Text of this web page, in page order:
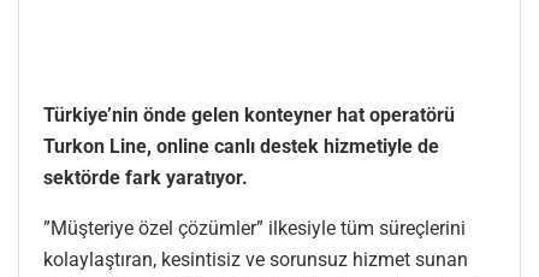
Türkiye’nin önde gelen konteyner hat operatörü
Turkon Line, online canlı destek hizmetiyle de
sektörde fark yaratıyor.
”Müşteriye özel çözümler” ilkesiyle tüm süreçlerini
kolaylaştıran, kesintisiz ve sorunsuz hizmet sunan